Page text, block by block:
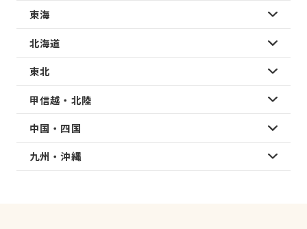
東海
北海道
東北
甲信越・北陸
中国・四国
九州・沖縄